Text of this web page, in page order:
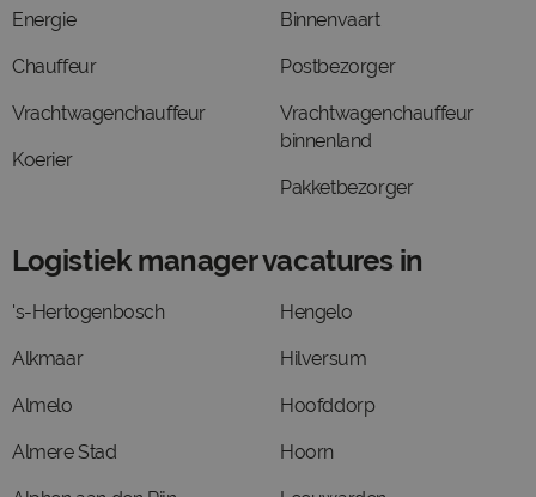
Energie
Chauffeur
Vrachtwagenchauffeur
Koerier
Binnenvaart
Postbezorger
Vrachtwagenchauffeur
binnenland
Pakketbezorger
Logistiek manager vacatures in
's-Hertogenbosch
Alkmaar
Almelo
Almere Stad
Hengelo
Hilversum
Hoofddorp
Hoorn